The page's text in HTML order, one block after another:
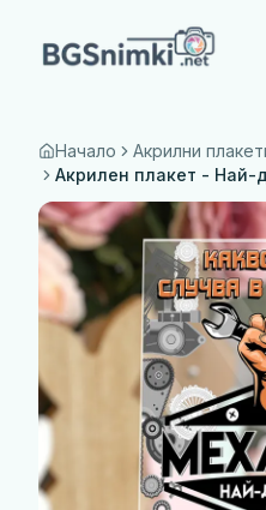
Начало
Акрилни
Акрилен плакет - Най-